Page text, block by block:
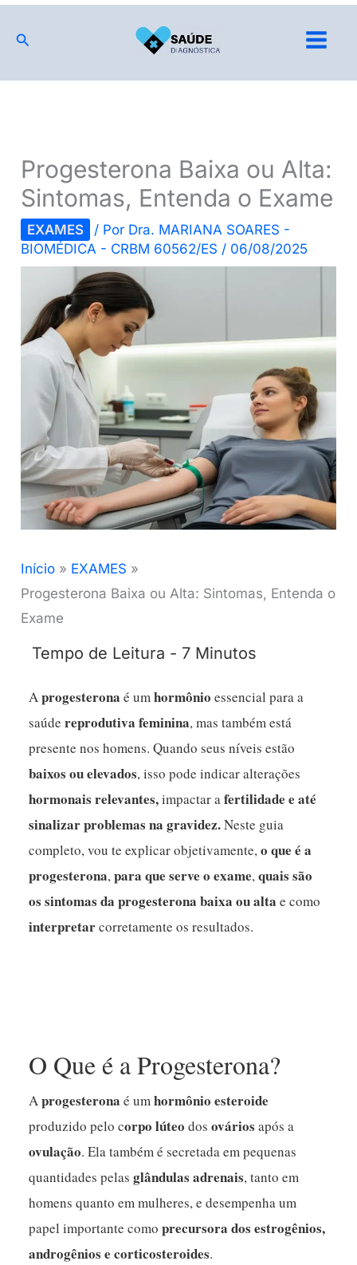
para
conteúdo
Pesquisar
Progesterona Baixa ou Alta:
Sintomas, Entenda o Exame
EXAMES / Por Dra. MARIANA SOARES -
BIOMÉDICA - CRBM 60562/ES / 06/08/2025
Início
EXAMES
Progesterona Baixa ou Alta: Sintomas, Entenda o
Exame
Aprogesterona é umhormônio essencial para a
saúdereprodutiva feminina, mas também está
presente nos homens. Quando seus níveis estão
baixos ou elevados, isso pode indicar alterações
hormonais relevantes,impactar afertilidade e até
sinalizar problemas na gravidez.Neste guia
completo, vou te explicar objetivamente,o que é a
progesterona,para que serve o exame,quais são
os sintomas da progesterona baixa ou alta e como
interpretarcorretamente os resultados.
O Que é a Progesterona?
Aprogesterona é umhormônio esteroide
produzido pelo corpo lúteo dosovários após a
ovulação. Ela também é secretada em pequenas
quantidades pelasglândulas adrenais, tanto em
homens quanto em mulheres, e desempenha um
papel importante comoprecursora dos estrogênios,
androgênios e corticosteroides.